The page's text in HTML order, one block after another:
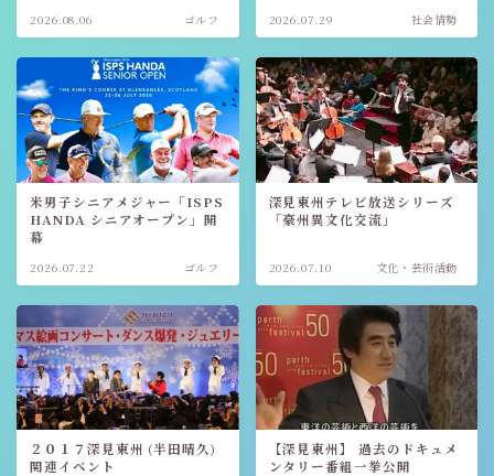
2026.08.06 ゴルフ 2026.07.29 社会情勢
米男子シニアメジャー「ISPS
HANDA シニアオープン」開
幕
2026.07.22 ゴルフ
深見東州テレビ放送シリーズ
「豪州異文化交流」
2026.07.10 文化・芸術活動
２０１７深見東州 (半田晴久)
関連イベント
【深見東州】 過去のドキュメ
ンタリー番組一挙公開